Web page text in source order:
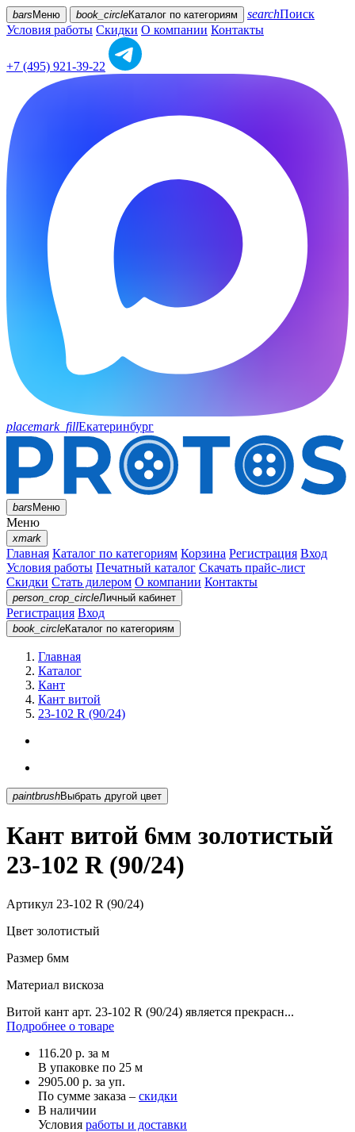
bars Меню book_circleКаталог по категориям searchПоиск
Условия работы Скидки О компании Контакты
+7 (495) 921-39-22
placemark_fillЕкатеринбург
barsМеню
Меню
xmark
Главная Каталог по категориям Корзина Регистрация Вход
Условия работы Печатный каталог Скачать прайс-лист
Скидки Стать дилером О компании Контакты
person_crop_circleЛичный кабинет
Регистрация Вход
book_circleКаталог по категориям
Главная
Каталог
Кант
Кант витой
23-102 R (90/24)
paintbrush Выбрать другой цвет
Кант витой 6мм золотистый
23-102 R (90/24)
Артикул 23-102 R (90/24)
Цвет золотистый
Размер 6мм
Материал вискоза
Витой кант арт. 23-102 R (90/24) является прекрасн...
Подробнее о товаре
116.20 р. за м
В упаковке по 25 м
2905.00 р. за уп.
По сумме заказа – скидки
В наличии
Условия работы и доставки